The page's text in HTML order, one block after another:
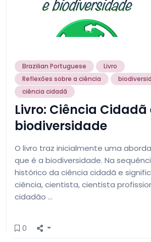
Brazilian Portuguese
Livro
Reflexões sobre a ciência
ciência cidadã
Livro: Ciência Cidadã
biodiversidade
O livro traz inicialmente uma
que é a biodiversidade. Na
histórico da ciência cidadã e
ciência, cientista, cientista
cidadão …
0